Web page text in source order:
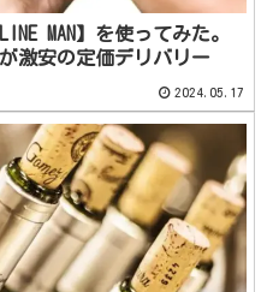
MAN】を使ってみた。
激安の定価デリバリー
2024.05.17